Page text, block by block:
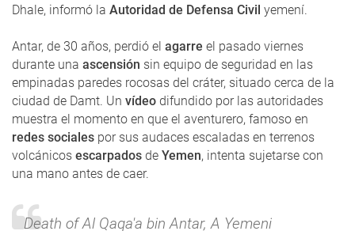
Dhale, informó la Autoridad de Defensa Civil yemení.
Antar, de 30 años, perdió el agarre el pasado viernes
durante una ascensión sin equipo de seguridad en las
empinadas paredes rocosas del cráter, situado cerca de la
ciudad de Damt. Un vídeo difundido por las autoridades
muestra el momento en que el aventurero, famoso en
redes sociales por sus audaces escaladas en terrenos
volcánicos escarpados de Yemen, intenta sujetarse con
una mano antes de caer.
Death of Al Qaqa'a bin Antar, A Yemeni